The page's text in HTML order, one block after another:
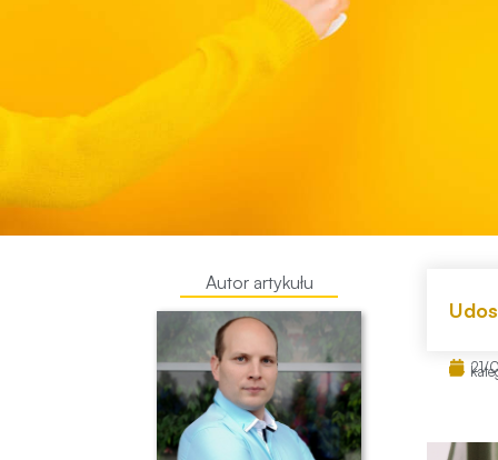
Autor artykułu
21/